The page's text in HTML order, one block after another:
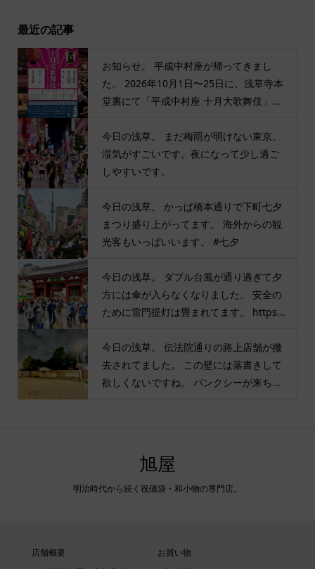
最近の記事
お知らせ。 平成中村座が帰ってきまし
た。 2026年10月1日〜25日に、浅草寺本
堂裏にて「平成中村座 十月大歌舞伎」...
今日の浅草。 まだ梅雨が明けない東京。
湿気がすごいです。夜になって少し過ご
しやすいです。
今日の浅草。 かっぱ橋本通りで下町七夕
まつり盛り上がってます。 海外からの観
光客もいっぱいいます。 #七夕
今日の浅草。 ダブル台風が通り過ぎて夕
方には傘が入らなくなりました。 安全の
ために雷門提灯は畳まれてます。 https...
今日の浅草。 伝法院通りの路上店舗が撤
去されてました。 この壁には落書きして
欲しくないですね。 バンクシーが来ち...
旭屋
明治時代から続く祝儀袋・和小物の専門店。
店舗概要
お買い物